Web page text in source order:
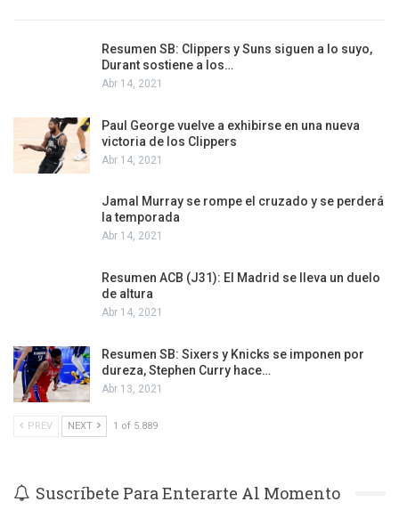
Resumen SB: Clippers y Suns siguen a lo suyo,
Durant sostiene a los…
Abr 14, 2021
Paul George vuelve a exhibirse en una nueva
victoria de los Clippers
Abr 14, 2021
Jamal Murray se rompe el cruzado y se perderá
la temporada
Abr 14, 2021
Resumen ACB (J31): El Madrid se lleva un duelo
de altura
Abr 14, 2021
Resumen SB: Sixers y Knicks se imponen por
dureza, Stephen Curry hace…
Abr 13, 2021
PREV NEXT 1 of 5.889
Suscríbete Para Enterarte Al Momento